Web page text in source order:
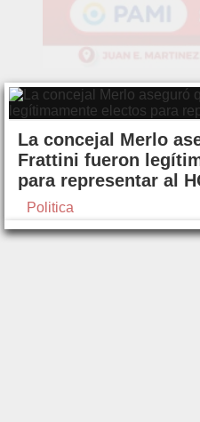
La concejal Merlo
Frattini fueron
para representar al
Politica